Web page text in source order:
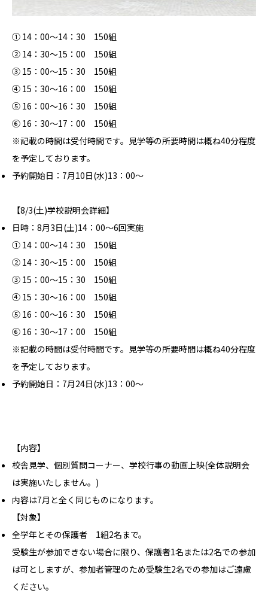
① 14：00～14：30 150組
② 14：30～15：00 150組
③ 15：00～15：30 150組
④ 15：30～16：00 150組
⑤ 16：00～16：30 150組
⑥ 16：30～17：00 150組
※記載の時間は受付時間です。見学等の所要時間は概ね40分程度
を予定しております。
予約開始日：7月10日(水)13：00～
【8/3(土)学校説明会詳細】
日時：8月3日(土)14：00～6回実施
① 14：00～14：30 150組
② 14：30～15：00 150組
③ 15：00～15：30 150組
④ 15：30～16：00 150組
⑤ 16：00～16：30 150組
⑥ 16：30～17：00 150組
※記載の時間は受付時間です。見学等の所要時間は概ね40分程度
を予定しております。
予約開始日：7月24日(水)13：00～
【内容】
校舎見学、個別質問コーナー、学校行事の動画上映(全体説明会
は実施いたしません。)
内容は7月と全く同じものになります。
【対象】
全学年とその保護者 1組2名まで。
受験生が参加できない場合に限り、保護者1名または2名での参加
は可としますが、参加者管理のため受験生2名での参加はご遠慮
ください。